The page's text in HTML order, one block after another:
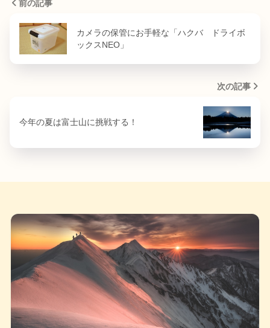
前の記事
カメラの保管にお手軽な「ハクバ ドライボ
ックスNEO」
次の記事
今年の夏は富士山に挑戦する！